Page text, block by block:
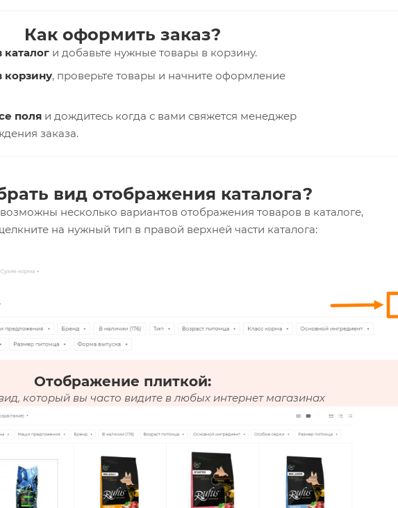
Как оформить заказ?
и добавьте нужные товары в корзину.
корзину, проверьте товары и начните оформление
поляи дождитесь когда с вами свяжется менеджер
заказа.
вид отображения каталога?
несколько вариантов отображения товаров в каталоге,
на нужный тип в правой верхней части каталога:
Отображение плиткой:
который вы часто видите в любых интернет магазинах